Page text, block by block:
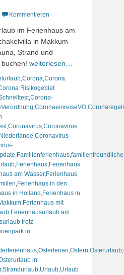
Kommentieren
im Ferienhaus am
in Makkum
Strand und
weiterlesen…
,Corona,Corona
Risikogebiet
,Corona-
,CoronaeinreiseVO,
,Coronavirus,Coronavirus
,Coronavirus
,Familienferienhaus,
,Ferienhaus,Ferienhaus
am Wasser,Ferienhaus
,Ferienhaus in den
in Holland ,Ferienhaus in
,Ferienhaus mit
,Ferienhausurlaub am
trotz
in
,Osterferien,Ostern,Osterurlaub,
in
,Strandurlaub,Urlaub,Urlaub